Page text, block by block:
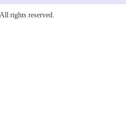
rights reserved.